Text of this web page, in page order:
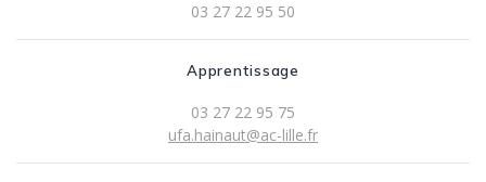
03 27 22 95 50
Apprentissage
03 27 22 95 75
ufa.hainaut@ac-lille.fr